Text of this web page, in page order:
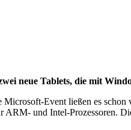
neue Tablets, die mit
Event ließen es
ARM- und Intel-Prozessoren.